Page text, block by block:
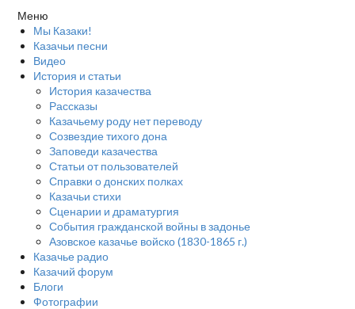
Меню
Мы Казаки!
Казачьи песни
Видео
История и статьи
История казачества
Рассказы
Казачьему роду нет переводу
Созвездие тихого дона
Заповеди казачества
Статьи от пользователей
Справки о донских полках
Казачьи стихи
Сценарии и драматургия
События гражданской войны в задонье
Азовское казачье войско (1830-1865 г.)
Казачье радио
Казачий форум
Блоги
Фотографии